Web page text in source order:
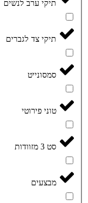
תיקי ערב לנשים
תיקי צד לגברים
סמסונייט
טוני פירוטי
סט 3 מזוודות
מבצעים